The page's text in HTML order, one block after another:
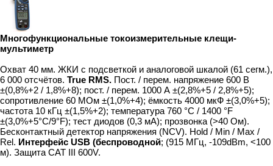
Многофункциональные токоизмерительные клещи-
мультиметр
Охват 40 мм. ЖКИ с подсветкой и аналоговой шкалой (61 сегм.),
6 000 отсчётов. True RMS. Пост. / перем. напряжение 600 В
±(0,8%+2 / 1,8%+8); пост. / перем. 1000 А ±(2,8%+5 / 2,8%+5);
сопротивление 60 МОм ±(1,0%+4); ёмкость 4000 мкФ ±(3,0%+5);
частота 10 кГц ±(1,5%+2); температура 760 °C / 1400 °F
±(3,0%+5°C/9°F); тест диодов (0,3 мА); прозвонка (>40 Ом).
Бесконтактный детектор напряжения (NCV). Hold / Min / Max /
Rel. Интерфейс USB (беспроводной; (915 МГц, -109dBm, <100
м). Защита CAT III 600V.